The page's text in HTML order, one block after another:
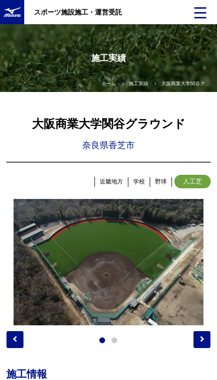
スポーツ施設施工・運営受託
施工実績
ホーム 施工実績
大阪商業大学関谷グラウンド
奈良県香芝市
近畿地方 学校 野球 人工芝
施工情報